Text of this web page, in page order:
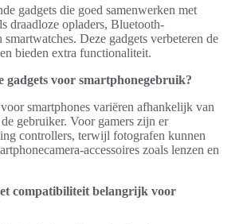
gadgets die goed samenwerken met
draadloze opladers, Bluetooth-
Deze gadgets verbeteren de
bieden extra functionaliteit.
gadgets voor smartphonegebruik?
smartphones variëren afhankelijk van
gebruiker. Voor gamers zijn er
controllers, terwijl fotografen kunnen
accessoires zoals lenzen en
compatibiliteit belangrijk voor